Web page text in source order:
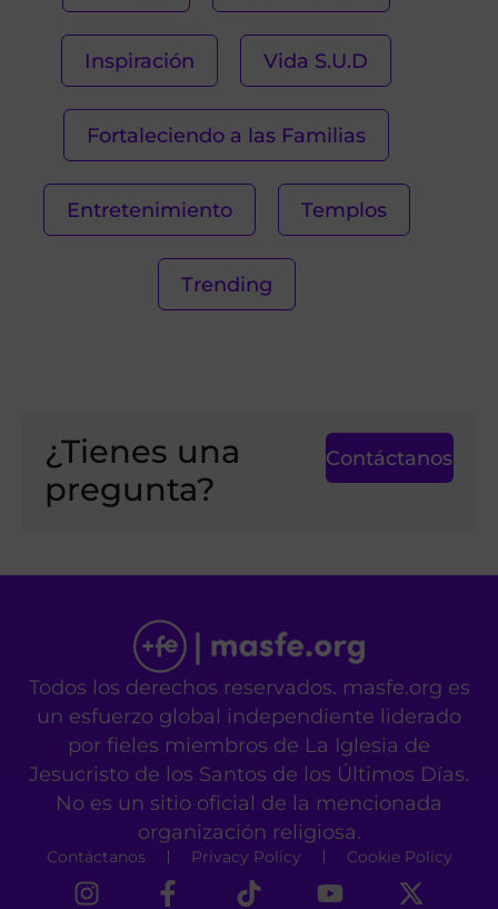
Inspiración Vida S.U.D
Fortaleciendo a las Familias
Entretenimiento Templos
Trending
¿Tienes una
pregunta?
Contáctanos
Todos los derechos reservados. masfe.org es
un esfuerzo global independiente liderado
por fieles miembros de La Iglesia de
Jesucristo de los Santos de los Últimos Días.
No es un sitio oficial de la mencionada
organización religiosa.
Contáctanos Privacy Policy Cookie Policy